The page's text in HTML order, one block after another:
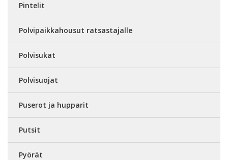
Pintelit
Polvipaikkahousut ratsastajalle
Polvisukat
Polvisuojat
Puserot ja hupparit
Putsit
Pyörät